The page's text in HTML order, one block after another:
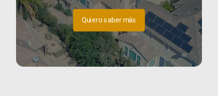
Quiero saber más